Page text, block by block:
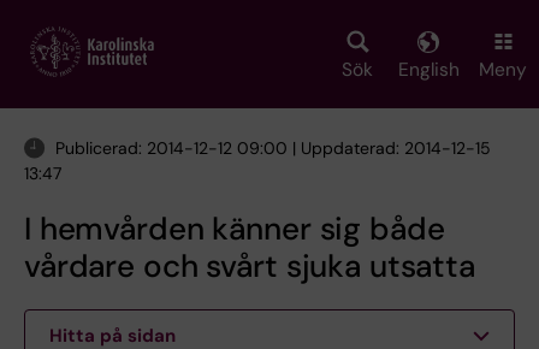
main
Sök English Meny
Publicerad: 2014-12-12 09:00 | Uppdaterad: 2014-12-15
13:47
I hemvården känner sig både
vårdare och svårt sjuka utsatta
Hitta på sidan